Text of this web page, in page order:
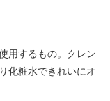
用するもの。クレン
化粧水できれいにオ